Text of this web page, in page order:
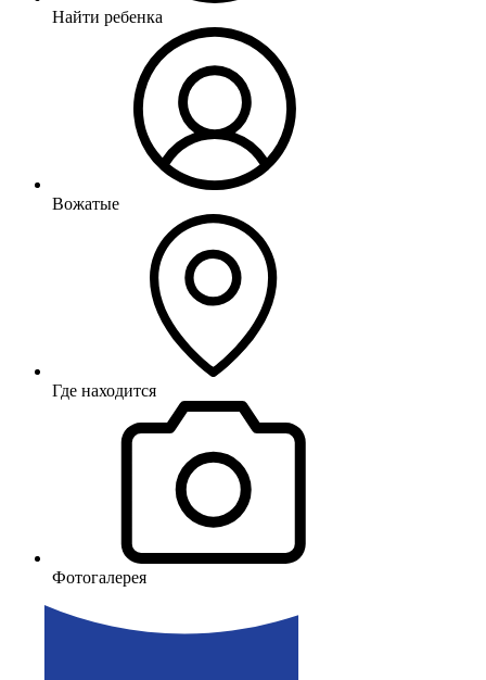
Найти ребенка
Вожатые
Где находится
Фотогалерея